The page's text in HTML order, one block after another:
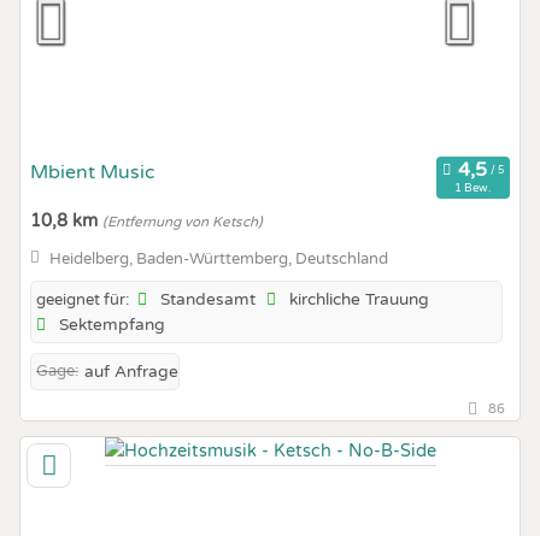
Mbient Music
1 Bew.
10,8 km (Entfernung von Ketsch)
Heidelberg, Baden-Württemberg, Deutschland
geeignet für: Standesamt
kirchliche Trauung
Sektempfang
Gage: auf Anfrage
86